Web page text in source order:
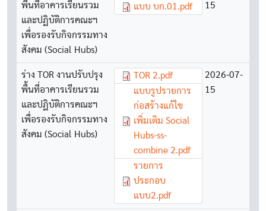
พื้นที่อาคารเรียนรวม
และปฏิบัติการคณะฯ
เพื่อรองรับกิจกรรมทาง
สังคม (Social Hubs)
Document
แบบ บก.01.pdf
15
ร่าง TOR งานปรับปรุง
พื้นที่อาคารเรียนรวม
และปฏิบัติการคณะฯ
เพื่อรองรับกิจกรรมทาง
สังคม (Social Hubs)
Document
TOR 2.pdf
Document
แบบรูปรายการ
ก่อสร้างแก้ไข
เพิ่มเติม Social
Hubs-ss-
combine 2.pdf
Document
รายการ
ประกอบ
แบบ2.pdf
2026-07-
15